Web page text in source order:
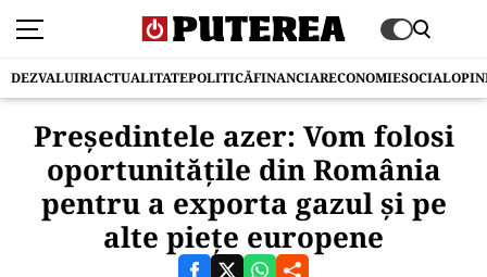
DEZVALUIRIACTUALITATEPOLITICĂFINANCIARECONOMIESOCIAL
Președintele azer: Vom folosi
oportunitățile din România
pentru a exporta gazul și pe
alte piețe europene